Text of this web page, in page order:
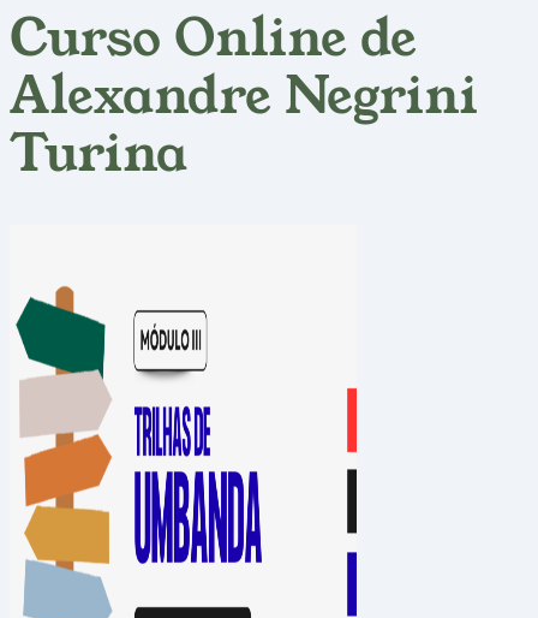
Curso Online de
Alexandre Negrini
Turina